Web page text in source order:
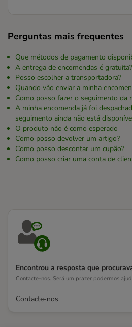
Perguntas mais frequentes
Que métodos de pagamento
A entrega de encomendas é gratuita?
Posso escolher a transportadora?
Quando vão enviar a minha
Como posso fazer o seguimento da
A minha encomenda já foi
seguimento ainda não está
O produto não é como esperado
Como posso devolver um artigo?
Como posso descontar um cupão?
Como posso criar uma conta de
Encontrou a resposta que
Contacte-nos. Será um prazer podermos
Contacte-nos